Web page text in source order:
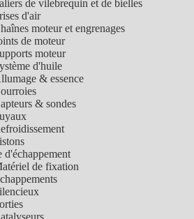
de vilebrequin et de bielles
d'air
moteur et engrenages
de moteur
moteur
d'huile
& essence
& sondes
d'échappement
de fixation